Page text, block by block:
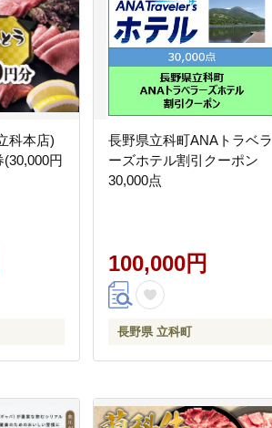
科本店)
円
長野県立科町ANAトラベラ
ーズホテル割引クーポン
30,000点
100,000円
長野県 立科町